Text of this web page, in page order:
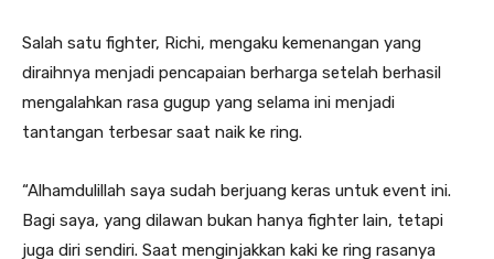
Salah satu fighter, Richi, mengaku kemenangan yang
diraihnya menjadi pencapaian berharga setelah berhasil
mengalahkan rasa gugup yang selama ini menjadi
tantangan terbesar saat naik ke ring.
“Alhamdulillah saya sudah berjuang keras untuk event ini.
Bagi saya, yang dilawan bukan hanya fighter lain, tetapi
juga diri sendiri. Saat menginjakkan kaki ke ring rasanya